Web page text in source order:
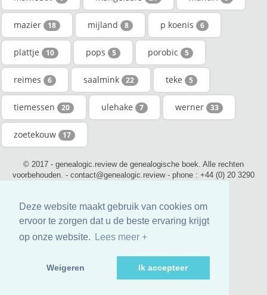
Deze website maakt gebruik van cookies om
ervoor te zorgen dat u de beste ervaring krijgt
op onze website.
Lees meer +
Weigeren Ik accepteer
mazier 18 mijland 8 p koenis 6
plattje 10 pops 5 porobic 5
reimes 6 saalmink 22 teke 5
tiemessen 20 ulehake 7 werner 33
zoetekouw 17
© 2017 - genealogic.review de genealogische boek. Alle rechten
voorbehouden. - contact@genealogic.review - phone : +44 (0) 20 3290